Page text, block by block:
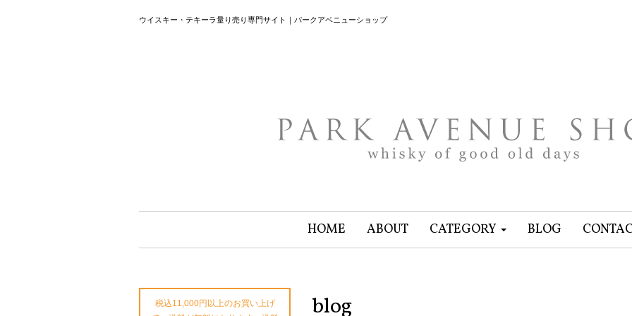
ウイスキー・テキーラ量り売り専門サイト｜パークアベニューショップ
HOME ABOUT CATEGORY BLOG
blog
税込11,000円以上のお買い上げ